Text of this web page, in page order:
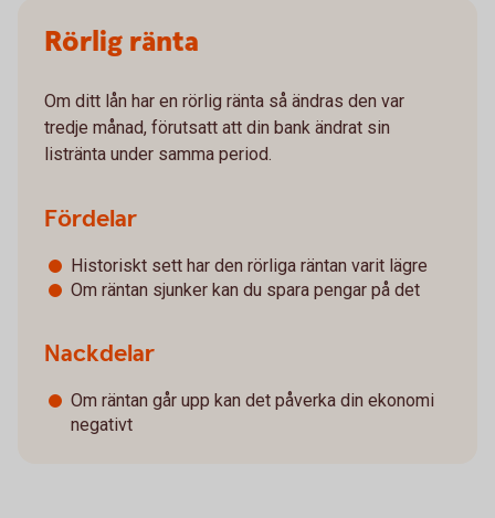
Rörlig ränta
Om ditt lån har en rörlig ränta så ändras den var
tredje månad, förutsatt att din bank ändrat sin
listränta under samma period.
Fördelar
Historiskt sett har den rörliga räntan varit lägre
Om räntan sjunker kan du spara pengar på det
Nackdelar
Om räntan går upp kan det påverka din ekonomi
negativt